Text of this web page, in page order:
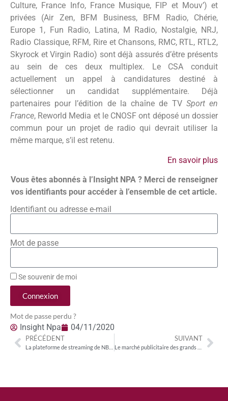
Culture, France Info, France Musique, FIP et Mouv’) et
privées (Air Zen, BFM Business, BFM Radio, Chérie,
Europe 1, Fun Radio, Latina, M Radio, Nostalgie, NRJ,
Radio Classique, RFM, Rire et Chansons, RMC, RTL, RTL2,
Skyrock et Virgin Radio) sont déjà assurés d’être présents
au sein de ces deux multiplex. Le CSA conduit
actuellement un appel à candidatures destiné à
sélectionner un candidat supplémentaire. Déjà
partenaires pour l’édition de la chaîne de TV Sport en
France, Reworld Media et le CNOSF ont déposé un dossier
commun pour un projet de radio qui devrait utiliser la
même marque, s’il est retenu.
En savoir plus
Vous êtes abonnés à l’Insight NPA ? Merci de renseigner
vos identifiants pour accéder à l’ensemble de cet article.
Identifiant ou adresse e-mail
Mot de passe
Se souvenir de moi
Connexion
Mot de passe perdu ?
Insight Npa 04/11/2020
PRÉCÉDENT SUIVANT